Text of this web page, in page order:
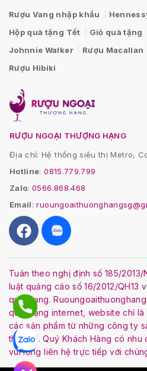
Rượu Vang nhập khẩu
Hộp quà tặng Tết
Giỏ quà tặng
Johnnie Walker
Rượu Macallan
Rượu Hibiki
RƯỢU NGOẠI THƯỢNG HẠNG
Địa chỉ: Hệ thống siêu thị Metro,
Hotline:0815.779.799
Zalo:0566.868.468
Email:
Tuân theo nghị định số 185/2013/
luật quảng cáo số 16/2012/QH13
qua mạng.
qua mạng internet, website chỉ
các sản phẩm từ những công ty
thế giới. Quý Khách Hàng có nhu
vui lòng liên hệ trực tiếp với